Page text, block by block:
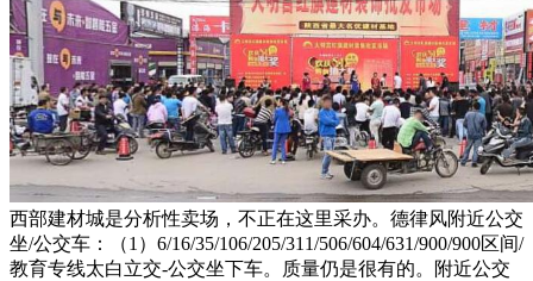
西部建材城是分析性卖场，不正在这里采办。德律风附近公交
坐/公交车：（1）6/16/35/106/205/311/506/604/631/900/900区间/
教育专线太白立交-公交坐下车。质量仍是很有的。附近公交